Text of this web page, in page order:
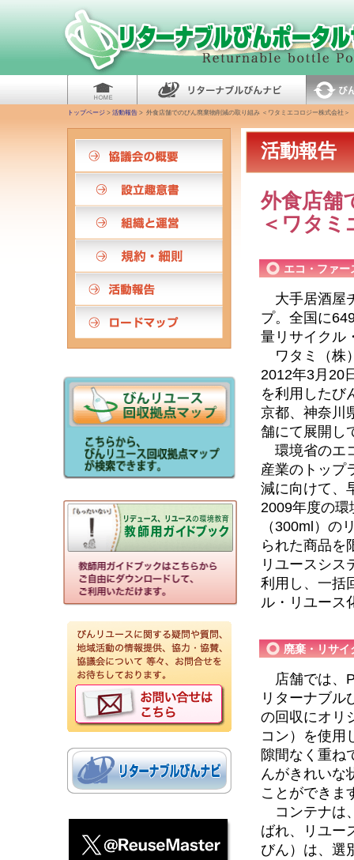
トップページ > 活動報告 > 外食店舗でのびん廃棄物削減の取り組み ＜ワタミエコロジー株式会社＞
活動報告
外食店舗
＜ワタミ
エコ・ファー
大手居酒屋
プ。全国に
量リサイクル
ワタミ（株
2012年3月20
を利用したび
京都、神奈川
舗にて展開し
環境省のエ
産業のトップ
減に向けて、
2009年度の環
（300ml）の
られた商品を
リユースシス
利用し、一括
ル・リユース
廃棄・リサイ
店舗では、
リターナブル
の回収にオリ
コン）を使用
隙間なく重ね
んがきれいな
ことができま
コンテナは
ばれ、リユー
びん）は、選